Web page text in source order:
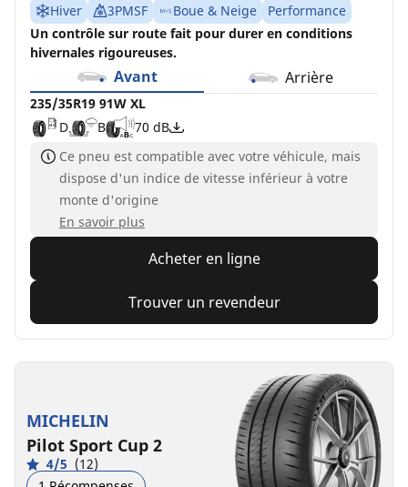
Hiver 3PMSF Boue & Neige
Performance
Un contrôle sur route fait pour durer en conditions
hivernales rigoureuses.
Avant Arrière
235/35R19 91W XL
D
B 70 dB
Ce pneu est compatible avec votre véhicule, mais
dispose d'un indice de vitesse inférieur à votre
monte d'origine
En savoir plus
Acheter en ligne
Trouver un revendeur
MICHELIN
Pilot Sport Cup 2
4/5 (12)